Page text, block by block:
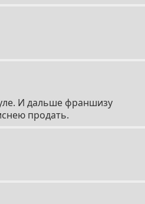
И дальше франшизу
продать.